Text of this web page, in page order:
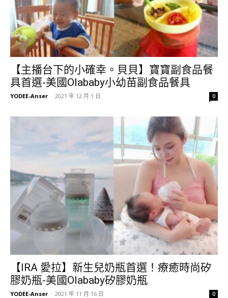
【主播台下的小確幸。貝貝】寶寶副食品餐
具首選-美國Olababy小幼苗副食品餐具
YODEE-Anser - 2021 年 12 月 1 日 0
【IRA 愛拉】新生兒奶瓶首選！療癒時尚矽
膠奶瓶-美國Olababy矽膠奶瓶
YODEE-Anser - 2021 年 11 月 16 日 0